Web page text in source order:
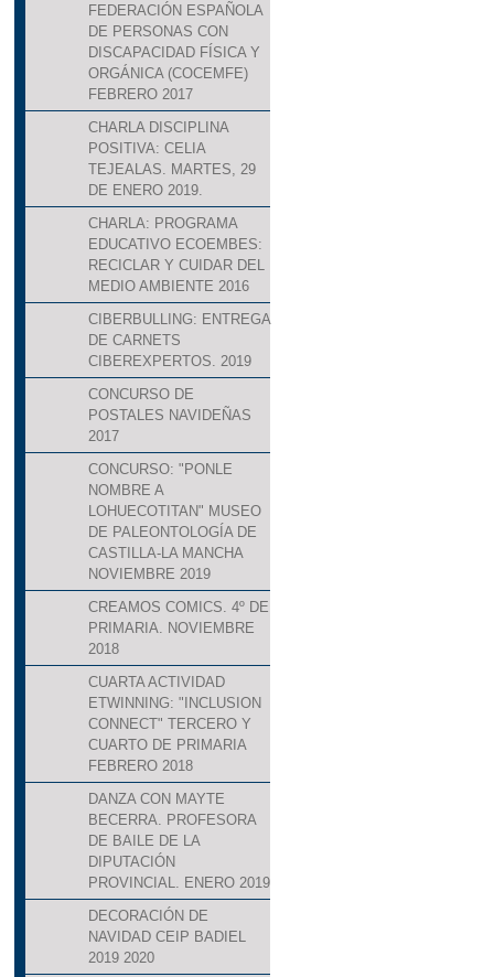
FEDERACIÓN ESPAÑOLA
DE PERSONAS CON
DISCAPACIDAD FÍSICA Y
ORGÁNICA (COCEMFE)
FEBRERO 2017
CHARLA DISCIPLINA
POSITIVA: CELIA
TEJEALAS. MARTES, 29
DE ENERO 2019.
CHARLA: PROGRAMA
EDUCATIVO ECOEMBES:
RECICLAR Y CUIDAR DEL
MEDIO AMBIENTE 2016
CIBERBULLING: ENTREGA
DE CARNETS
CIBEREXPERTOS. 2019
CONCURSO DE
POSTALES NAVIDEÑAS
2017
CONCURSO: "PONLE
NOMBRE A
LOHUECOTITAN" MUSEO
DE PALEONTOLOGÍA DE
CASTILLA-LA MANCHA
NOVIEMBRE 2019
CREAMOS COMICS. 4º DE
PRIMARIA. NOVIEMBRE
2018
CUARTA ACTIVIDAD
ETWINNING: "INCLUSION
CONNECT" TERCERO Y
CUARTO DE PRIMARIA
FEBRERO 2018
DANZA CON MAYTE
BECERRA. PROFESORA
DE BAILE DE LA
DIPUTACIÓN
PROVINCIAL. ENERO 2019
DECORACIÓN DE
NAVIDAD CEIP BADIEL
2019 2020